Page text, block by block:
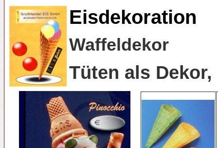
Eisdekoration
Waffeldekor
Tüten als